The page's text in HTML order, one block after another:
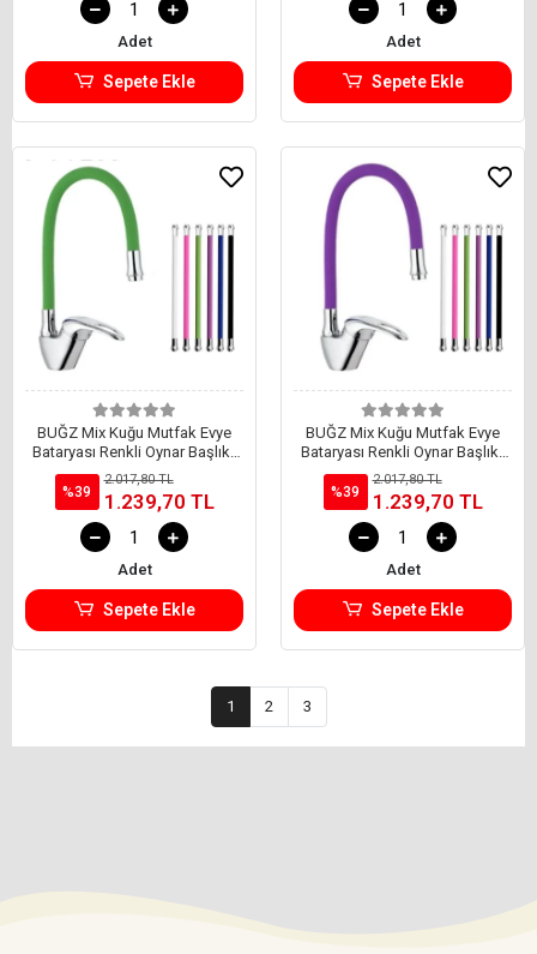
Adet
Sepete Ekle
Adet
Sepete Ekle
BUĞZ Mix Kuğu Mutfak Evye
Bataryası Renkli Oynar Başlıklı
Yeşil
%39
2.017,80 TL
1.239,70 TL
Adet
Sepete Ekle
BUĞZ Mix Kuğu Mutfak Evye
Bataryası Renkli Oynar Başlıklı
Mor
%39
2.017,80 TL
1.239,70 TL
Adet
Sepete Ekle
1 2 3